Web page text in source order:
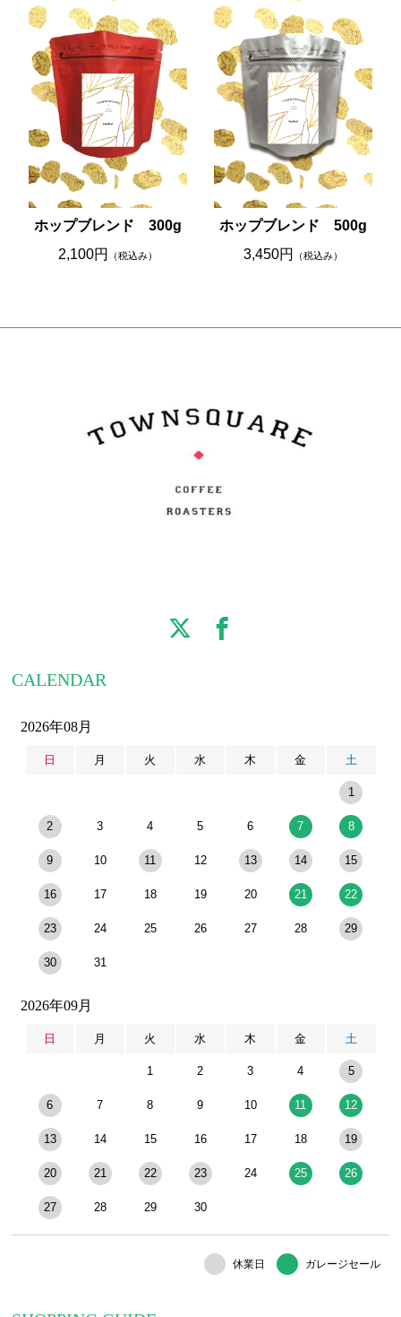
ホップブレンド 300g
2,100円
（税込み）
ホップブレンド 500g
3,450円
（税込み）
CALENDAR
2026年08月
日 月 火 水 木 金 土
1
2 3 4 5 6 7 8
9 10 11 12 13 14 15
16 17 18 19 20 21 22
23 24 25 26 27 28 29
30 31
2026年09月
日 月 火 水 木 金 土
1 2 3 4 5
6 7 8 9 10 11 12
13 14 15 16 17 18 19
20 21 22 23 24 25 26
27 28 29 30
休業日 ガレージセール